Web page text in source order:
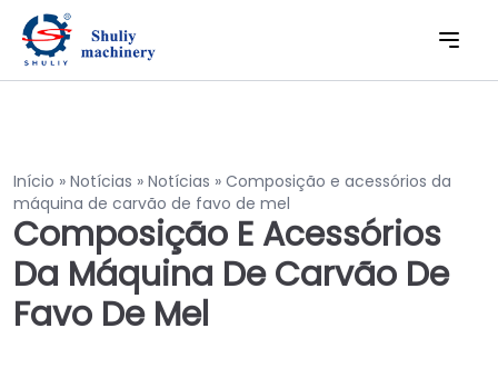
Início » Notícias » Notícias » Composição e acessórios da
máquina de carvão de favo de mel
Composição E Acessórios
Da Máquina De Carvão De
Favo De Mel